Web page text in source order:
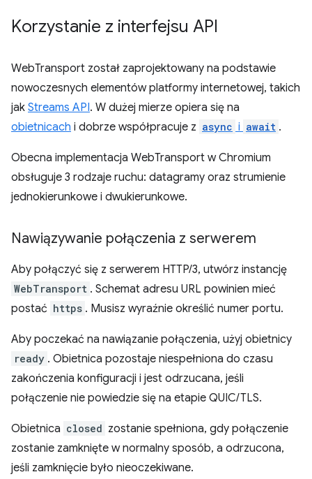
Korzystanie z interfejsu API
WebTransport został zaprojektowany na podstawie
nowoczesnych elementów platformy internetowej, takich
jak Streams API. W dużej mierze opiera się na
obietnicach i dobrze współpracuje z async i await .
Obecna implementacja WebTransport w Chromium
obsługuje 3 rodzaje ruchu: datagramy oraz strumienie
jednokierunkowe i dwukierunkowe.
Nawiązywanie połączenia z serwerem
Aby połączyć się z serwerem HTTP/3, utwórz instancję
WebTransport . Schemat adresu URL powinien mieć
postać https . Musisz wyraźnie określić numer portu.
Aby poczekać na nawiązanie połączenia, użyj obietnicy
ready . Obietnica pozostaje niespełniona do czasu
zakończenia konfiguracji i jest odrzucana, jeśli
połączenie nie powiedzie się na etapie QUIC/TLS.
Obietnica closed zostanie spełniona, gdy połączenie
zostanie zamknięte w normalny sposób, a odrzucona,
jeśli zamknięcie było nieoczekiwane.